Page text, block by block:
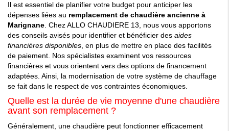
Il est essentiel de planifier votre budget pour anticiper les
dépenses liées au remplacement de chaudière ancienne à
Marignane. Chez ALLO CHAUDIERE 13, nous vous apportons
des conseils avisés pour identifier et bénéficier des aides
financières disponibles, en plus de mettre en place des facilités
de paiement. Nos spécialistes examinent vos ressources
financières et vous orientent vers des options de financement
adaptées. Ainsi, la modernisation de votre système de chauffage
se fait dans le respect de vos contraintes économiques.
Quelle est la durée de vie moyenne d'une chaudière
avant son remplacement ?
Généralement, une chaudière peut fonctionner efficacement